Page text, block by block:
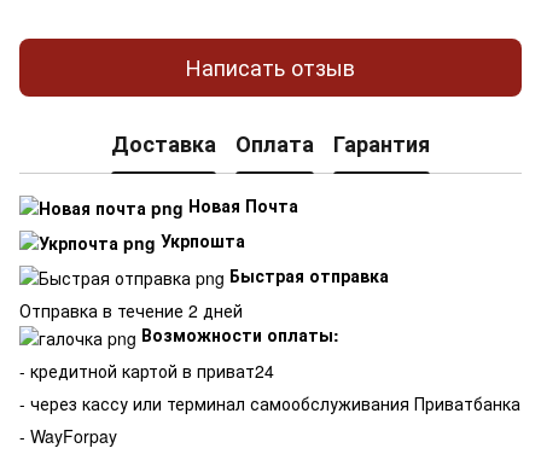
Написать отзыв
Доставка Оплата Гарантия
Новая Почта
Укрпошта
Быстрая отправка
Отправка в течение 2 дней
Возможности оплаты:
- кредитной картой в приват24
- через кассу или терминал самообслуживания Приватбанка
- WayForpay